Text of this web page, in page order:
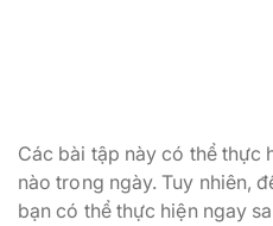
Các bài tập này có thể thực
nào trong ngày. Tuy nhiên,
bạn có thể thực hiện ngay